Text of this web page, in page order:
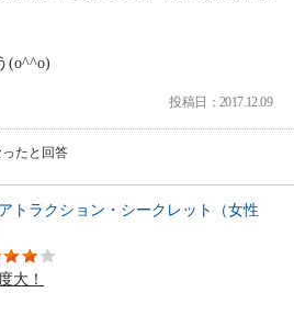
(o^^o)
投稿日：2017.12.09
たと回答
トラクション・シークレット（女性
大！